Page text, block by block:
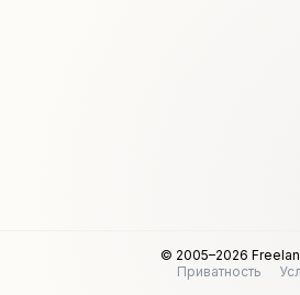
© 2005–2026
Приватность